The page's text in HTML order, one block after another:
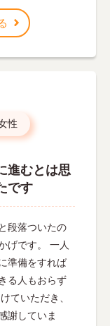
性
進むとは思
です
段落ついたの
げです。 一人
準備をすれば
る人もおらず
ていただき、
謝していま